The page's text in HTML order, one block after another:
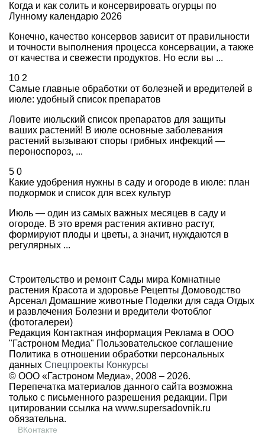
Когда и как солить и консервировать огурцы по
Лунному календарю 2026
Конечно, качество консервов зависит от правильности
и точности выполнения процесса консервации, а также
от качества и свежести продуктов. Но если вы ...
10 2
Самые главные обработки от болезней и вредителей в
июле: удобный список препаратов
Ловите июльский список препаратов для защиты
ваших растений! В июле основные заболевания
растений вызывают споры грибных инфекций —
пероноспороз, ...
5 0
Какие удобрения нужны в саду и огороде в июле: план
подкормок и список для всех культур
Июль — один из самых важных месяцев в саду и
огороде. В это время растения активно растут,
формируют плоды и цветы, а значит, нуждаются в
регулярных ...
Строительство и ремонт Сады мира Комнатные
растения Красота и здоровье Рецепты Домоводство
Арсенал Домашние животные Поделки для сада Отдых
и развлечения Болезни и вредители Фотоблог
(фотогалереи)
Редакция Контактная информация Реклама в ООО
"Гастроном Медиа" Пользовательское соглашение
Политика в отношении обработки персональных
данных Спецпроекты Конкурсы
© ООО «Гастроном Медиа», 2008 – 2026.
Перепечатка материалов данного сайта возможна
только с письменного разрешения редакции. При
цитировании ссылка на www.supersadovnik.ru
обязательна.
ВКонтакте